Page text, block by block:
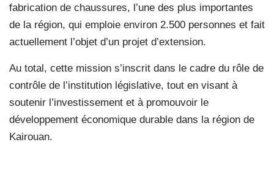
fabrication de chaussures, l’une des plus importantes
de la région, qui emploie environ 2.500 personnes et fait
actuellement l’objet d’un projet d’extension.
Au total, cette mission s’inscrit dans le cadre du rôle de
contrôle de l’institution législative, tout en visant à
soutenir l’investissement et à promouvoir le
développement économique durable dans la région de
Kairouan.